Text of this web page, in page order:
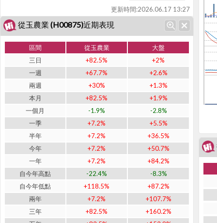
更新時間:2026.06.17 13:27
從玉農業 (H00875)近期表現
區間 從玉農業
大盤
三日
+82.5%
+2%
一週
+67.7%
+2.6%
兩週
+30%
+1.3%
本月
+82.5%
+1.9%
一個月
-1.9%
-2.8%
一季
+7.2%
+5.5%
半年
+7.2%
+36.5%
今年
+7.2%
+50.7%
一年
+7.2%
+84.2%
自今年高點
-22.4%
-8.3%
自今年低點
+118.5%
+87.2%
兩年
+7.2%
+107.7%
三年
+82.5%
+160.2%